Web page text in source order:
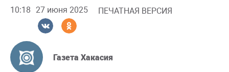
10:18 27 июня 2025 ПЕЧАТНАЯ ВЕРСИЯ
Газета Хакасия